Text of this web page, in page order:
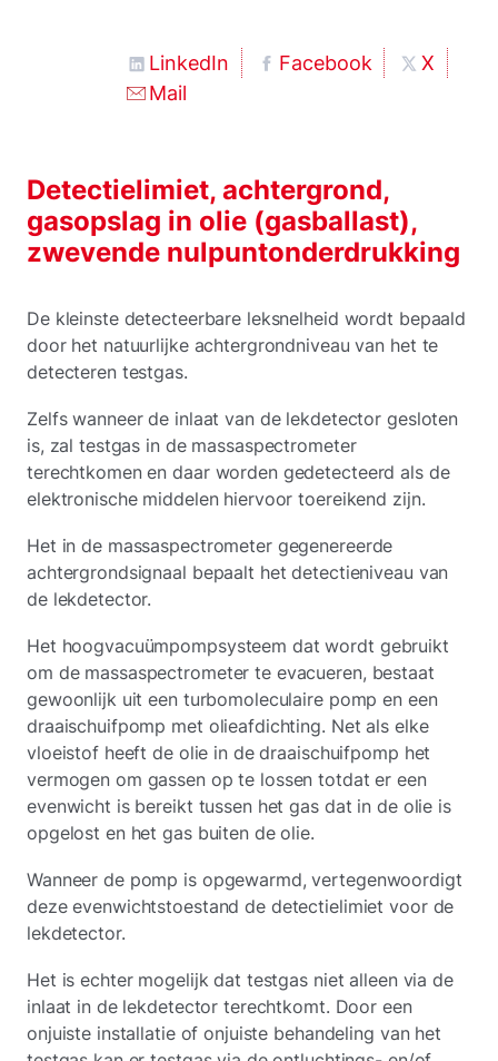
LinkedIn Facebook
X
Mail
Detectielimiet, achtergrond,
gasopslag in olie (gasballast),
zwevende nulpuntonderdrukking
De kleinste detecteerbare leksnelheid wordt bepaald
door het natuurlijke achtergrondniveau van het te
detecteren testgas.
Zelfs wanneer de inlaat van de lekdetector gesloten
is, zal testgas in de massaspectrometer
terechtkomen en daar worden gedetecteerd als de
elektronische middelen hiervoor toereikend zijn.
Het in de massaspectrometer gegenereerde
achtergrondsignaal bepaalt het detectieniveau van
de lekdetector.
Het hoogvacuümpompsysteem dat wordt gebruikt
om de massaspectrometer te evacueren, bestaat
gewoonlijk uit een turbomoleculaire pomp en een
draaischuifpomp met olieafdichting. Net als elke
vloeistof heeft de olie in de draaischuifpomp het
vermogen om gassen op te lossen totdat er een
evenwicht is bereikt tussen het gas dat in de olie is
opgelost en het gas buiten de olie.
Wanneer de pomp is opgewarmd, vertegenwoordigt
deze evenwichtstoestand de detectielimiet voor de
lekdetector.
Het is echter mogelijk dat testgas niet alleen via de
inlaat in de lekdetector terechtkomt. Door een
onjuiste installatie of onjuiste behandeling van het